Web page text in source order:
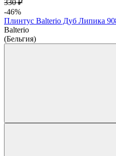
330 ₽
-46%
Плинтус Balterio Дуб Липика
Balterio
(Бельгия)